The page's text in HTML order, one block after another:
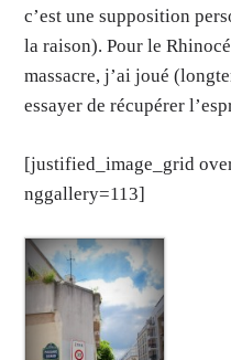
c’est une supposition
la raison). Pour le
massacre, j’ai joué
essayer de récupérer
[justified_image_grid
nggallery=113]